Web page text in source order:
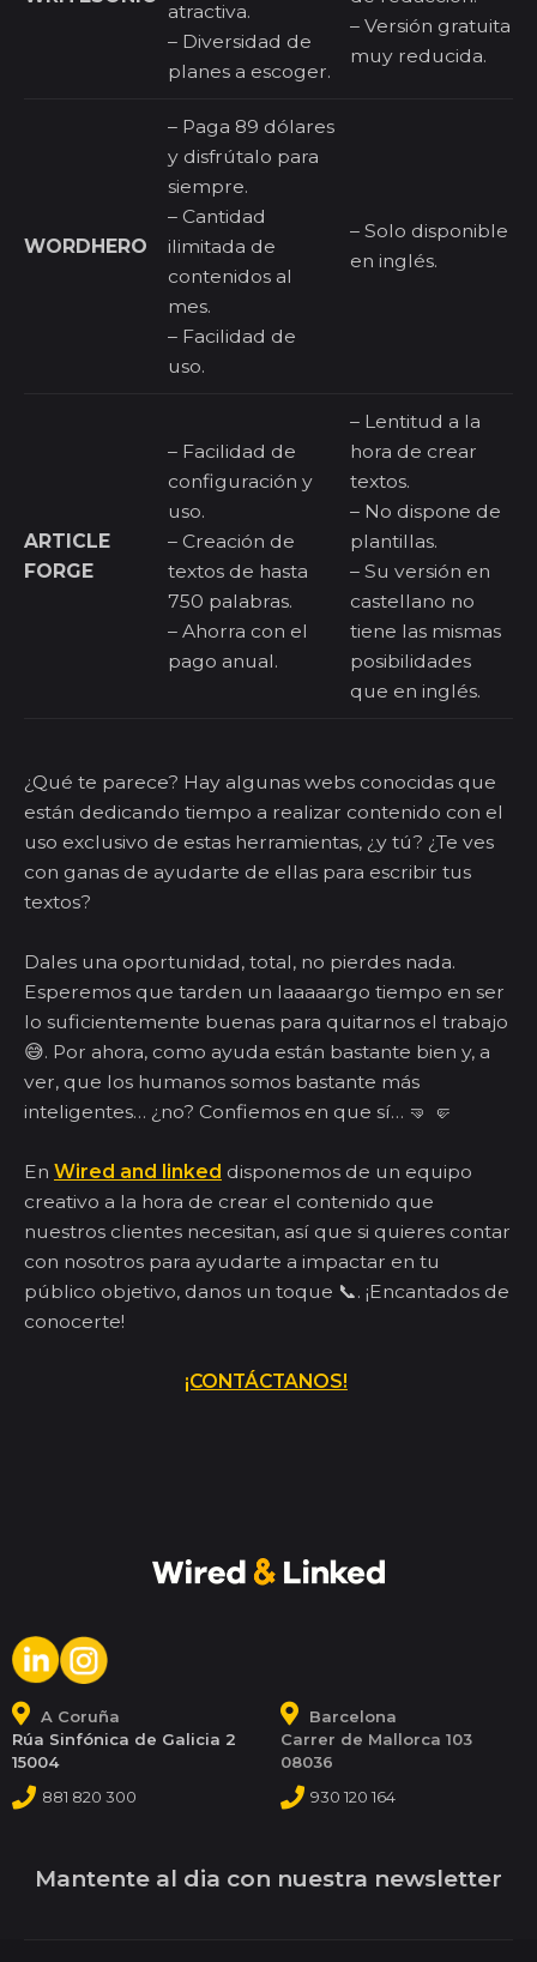
atractiva.
– Diversidad de
planes a escoger.
– Versión gratuita
muy reducida.
WORDHERO
– Paga 89 dólares
y disfrútalo para
siempre.
– Cantidad
ilimitada de
contenidos al
mes.
– Facilidad de
uso.
– Solo disponible
en inglés.
ARTICLE
FORGE
– Facilidad de
configuración y
uso.
– Creación de
textos de hasta
750 palabras.
– Ahorra con el
pago anual.
– Lentitud a la
hora de crear
textos.
– No dispone de
plantillas.
– Su versión en
castellano no
tiene las mismas
posibilidades
que en inglés.
¿Qué te parece? Hay algunas webs conocidas que
están dedicando tiempo a realizar contenido con el
uso exclusivo de estas herramientas, ¿y tú? ¿Te ves
con ganas de ayudarte de ellas para escribir tus
textos?
Dales una oportunidad, total, no pierdes nada.
Esperemos que tarden un laaaaargo tiempo en ser
lo suficientemente buenas para quitarnos el trabajo
😅. Por ahora, como ayuda están bastante bien y, a
ver, que los humanos somos bastante más
inteligentes… ¿no? Confiemos en que sí… 🤜 🤛
En Wired and linked disponemos de un equipo
creativo a la hora de crear el contenido que
nuestros clientes necesitan, así que si quieres contar
con nosotros para ayudarte a impactar en tu
público objetivo, danos un toque 📞. ¡Encantados de
conocerte!
¡CONTÁCTANOS!
A Coruña
Rúa Sinfónica de Galicia 2
15004
881 820 300
Barcelona
Carrer de Mallorca 103
08036
930 120 164
Mantente al dia con nuestra newsletter